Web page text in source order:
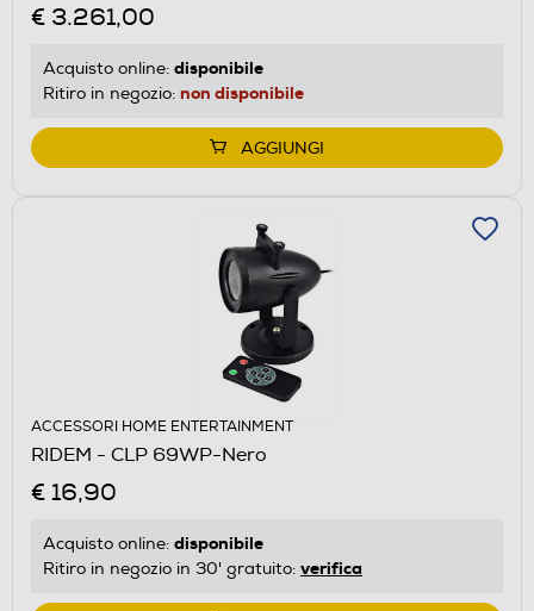
€ 3.261,00
Acquisto online: disponibile
Ritiro in negozio: non disponibile
AGGIUNGI
ACCESSORI HOME ENTERTAINMENT
RIDEM - CLP 69WP-Nero
€ 16,90
Acquisto online: disponibile
Ritiro in negozio in 30' gratuito: verifica